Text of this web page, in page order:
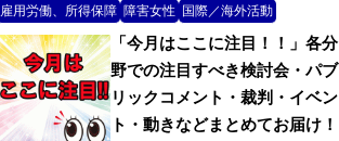
雇用労働、所得保障 障害女性 国際／海外活動
「今月はここに注目！！」各分
野での注目すべき検討会・パブ
リックコメント・裁判・イベン
ト・動きなどまとめてお届け！